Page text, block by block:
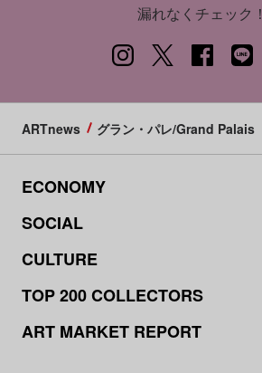
漏れなくチェック！
ARTnews グラン・パレ/Grand Palais
ECONOMY
SOCIAL
CULTURE
TOP 200 COLLECTORS
ART MARKET REPORT